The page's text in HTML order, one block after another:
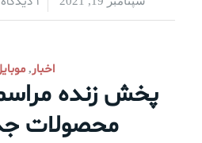
اخبار,
پخش زنده
محصولات